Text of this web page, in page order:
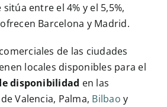
entre el 4% y el 5,5%,
Barcelona y Madrid.
de las ciudades
locales disponibles para el
disponibilidad en las
Valencia, Palma, Bilbao y